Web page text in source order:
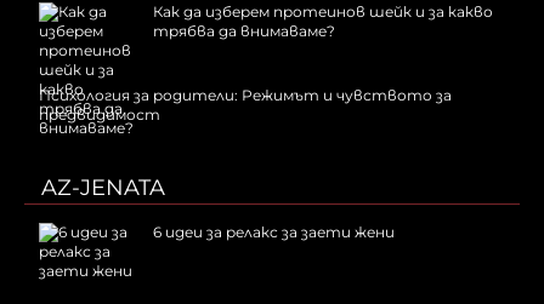
Как да изберем протеинов шейк и за какво
трябва да внимаваме?
Психология за родители: Режимът и чувството за
предвидимост
AZ-JENATA
6 идеи за релакс за заети жени